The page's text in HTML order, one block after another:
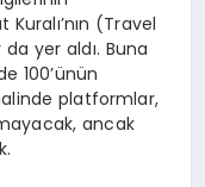
Kuralı’nın (Travel
yer aldı. Buna
100’ünün
platformlar,
ancak